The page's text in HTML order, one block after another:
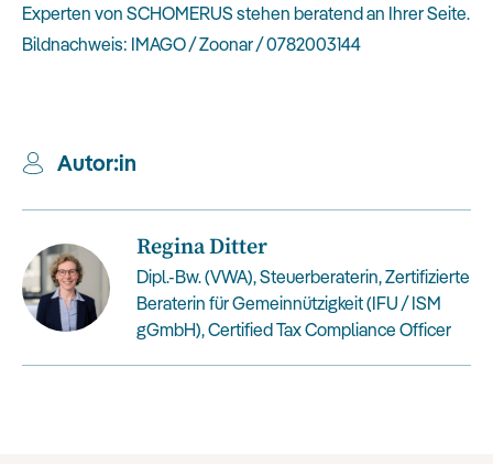
Experten von SCHOMERUS stehen beratend an Ihrer Seite.
Bildnachweis: IMAGO / Zoonar / 0782003144
Autor:in
Regina Ditter
Dipl.-Bw. (VWA), Steuerberaterin, Zertifizierte
Beraterin für Gemeinnützigkeit (IFU / ISM
gGmbH), Certified Tax Compliance Officer